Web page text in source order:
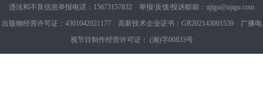
违法和不良信息举报电话：15673157832 举报/反馈/投诉邮箱：ujigu@ujigu.com
出版物经营许可证：4301042021177 高新技术企业证书：GR202143001539 广播电
视节目制作经营许可证： (湘)字00833号